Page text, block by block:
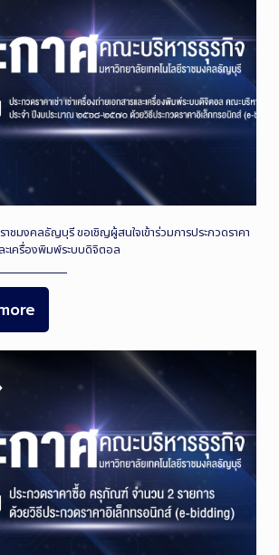
าชมงคลธัญบุรี ขอเชิญผู้สนใจเข้าร่วมการประกวดราคา
ะเครื่องพิมพ์ระบบดิจิตอล